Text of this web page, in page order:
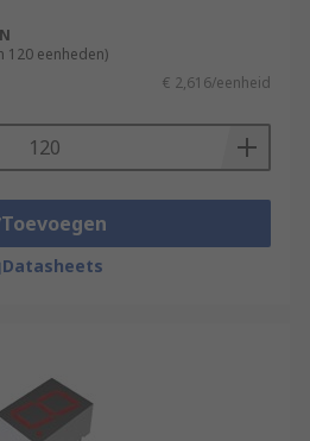
120 eenheden)
€ 2,616/eenheid
Toevoegen
Datasheets